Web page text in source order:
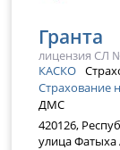
Гранта
лицензия СЛ
КАСКО
Страхование
ДМС
420126,
улица